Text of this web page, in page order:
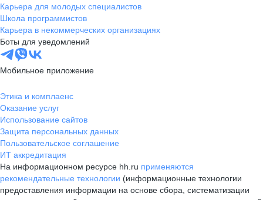
Карьера для молодых специалистов
Школа программистов
Карьера в некоммерческих организациях
Боты для уведомлений
Мобильное приложение
Этика и комплаенс
Оказание услуг
Использование сайтов
Защита персональных данных
Пользовательское соглашение
ИТ аккредитация
На информационном ресурсе hh.ru применяются
рекомендательные технологии (информационные технологии
предоставления информации на основе сбора, систематизации